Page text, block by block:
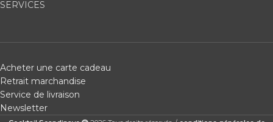
SERVICES
Acheter une carte cadeau
Retrait marchandise
Service de livraison
Newsletter